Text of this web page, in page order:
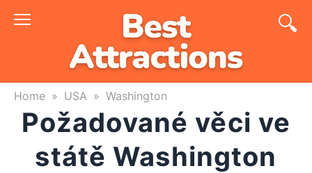
Skip
Home » USA » Washington
Požadované věci ve
státě Washington